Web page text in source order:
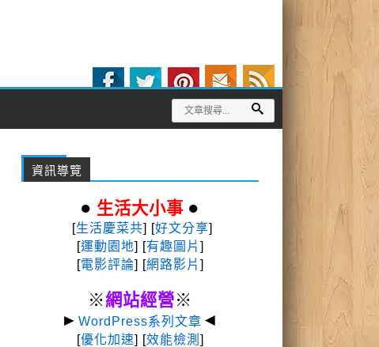
資訊導覽
● 生活大小事 ●
[生活慶菜共] [好文分享]
[運動園地] [有趣圖片 ]
[電影評論] [網路影片 ]
※網站經營※
► WordPress系列文章 ◄
[優化加速] [效能檢測 ]